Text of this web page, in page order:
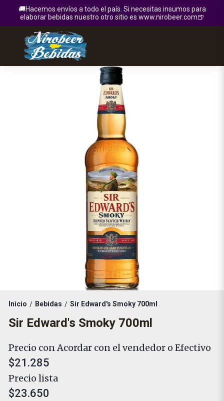
🚚Hacemos envíos a todo el país. Si necesitas insumos para
elaborar bebidas nuestro otro sitio es www.nirobeer.com🍺
Inicio / Bebidas / Sir Edward's Smoky 700ml
Sir Edward's Smoky 700ml
Precio con Acordar con el vendedor o Efectivo
$21.285
Precio lista
$23.650